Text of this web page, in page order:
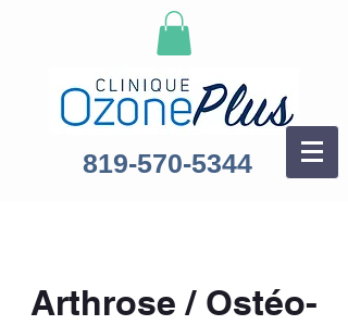
819-570-5344
Arthrose / Ostéo-